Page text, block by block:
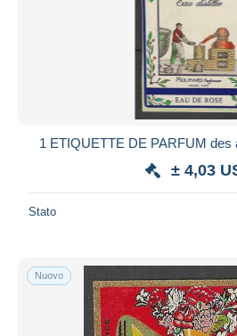
1 ETIQUETTE DE PARFUM des
± 4,03
Stato
Nuovo